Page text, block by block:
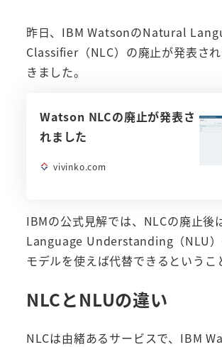
昨日、IBM WatsonのNatural
Classifier（NLC）の廃止が発表さ
きました。
Watson NLCの廃止が発表さ
れました
vivinko.com
IBMの公式見解では、NLCの廃止
Language Understanding（NLU）
モデルを使えば代替できるというこ
NLCとNLUの違い
NLCは由緒あるサービスで、IBM